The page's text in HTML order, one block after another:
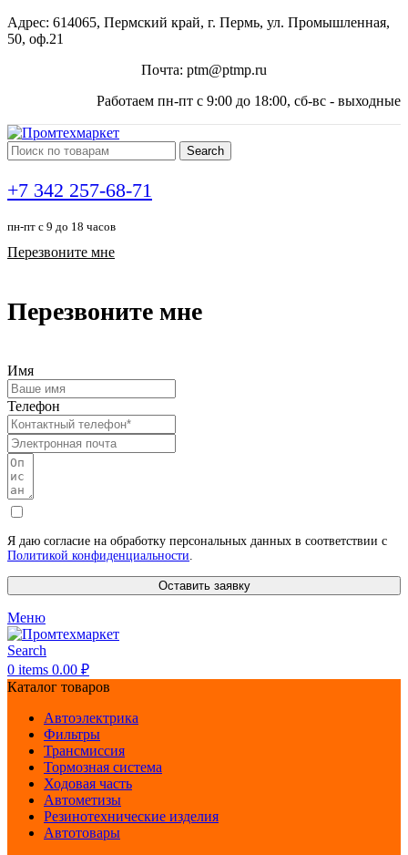
Адрес: 614065, Пермский край, г. Пермь, ул. Промышленная,
50, оф.21
Почта: ptm@ptmp.ru
Работаем пн-пт с 9:00 до 18:00, сб-вс - выходные
Search
+7 342 257-68-71
пн-пт с 9 до 18 часов
Перезвоните мне
Перезвоните мне
Имя
Телефон
Я даю согласие на обработку персональных данных в соответствии с
Политикой конфиденциальности.
Оставить заявку
Меню
Search
0 items 0.00 ₽
Каталог товаров
Автоэлектрика
Фильтры
Трансмиссия
Тормозная система
Ходовая часть
Автометизы
Резинотехнические изделия
Автотовары